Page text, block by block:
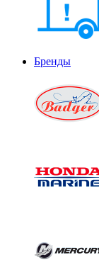
Бренды